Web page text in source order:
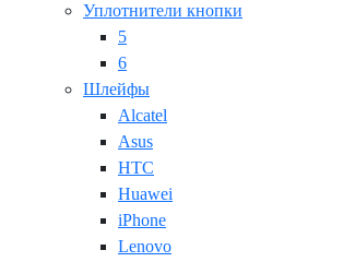
Уплотнители кнопки
5
6
Шлейфы
Alcatel
Asus
HTC
Huawei
iPhone
Lenovo